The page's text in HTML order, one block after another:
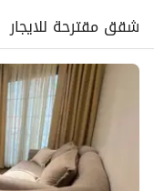
شقق مقترحة للايجار